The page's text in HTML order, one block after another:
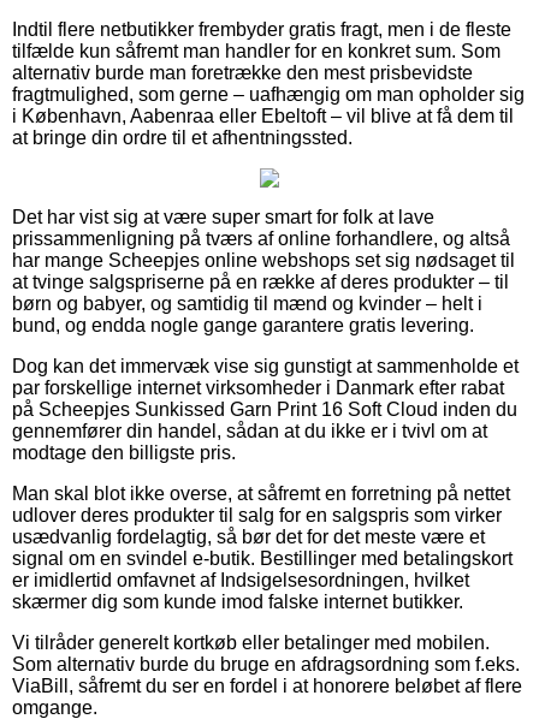
Indtil flere netbutikker frembyder gratis fragt, men i de fleste
tilfælde kun såfremt man handler for en konkret sum. Som
alternativ burde man foretrække den mest prisbevidste
fragtmulighed, som gerne – uafhængig om man opholder sig
i København, Aabenraa eller Ebeltoft – vil blive at få dem til
at bringe din ordre til et afhentningssted.
Det har vist sig at være super smart for folk at lave
prissammenligning på tværs af online forhandlere, og altså
har mange Scheepjes online webshops set sig nødsaget til
at tvinge salgspriserne på en række af deres produkter – til
børn og babyer, og samtidig til mænd og kvinder – helt i
bund, og endda nogle gange garantere gratis levering.
Dog kan det immervæk vise sig gunstigt at sammenholde et
par forskellige internet virksomheder i Danmark efter rabat
på Scheepjes Sunkissed Garn Print 16 Soft Cloud inden du
gennemfører din handel, sådan at du ikke er i tvivl om at
modtage den billigste pris.
Man skal blot ikke overse, at såfremt en forretning på nettet
udlover deres produkter til salg for en salgspris som virker
usædvanlig fordelagtig, så bør det for det meste være et
signal om en svindel e-butik. Bestillinger med betalingskort
er imidlertid omfavnet af Indsigelsesordningen, hvilket
skærmer dig som kunde imod falske internet butikker.
Vi tilråder generelt kortkøb eller betalinger med mobilen.
Som alternativ burde du bruge en afdragsordning som f.eks.
ViaBill, såfremt du ser en fordel i at honorere beløbet af flere
omgange.